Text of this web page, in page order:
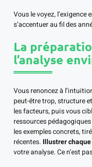
Vous le voyez, l’exigence
s’accentuer au fil des
La
l’analyse
Vous renoncez à
peut-être trop, structure
les facteurs, puis vous
ressources
les exemples concrets,
récentes. Illustrer
votre analyse. Ce n’est